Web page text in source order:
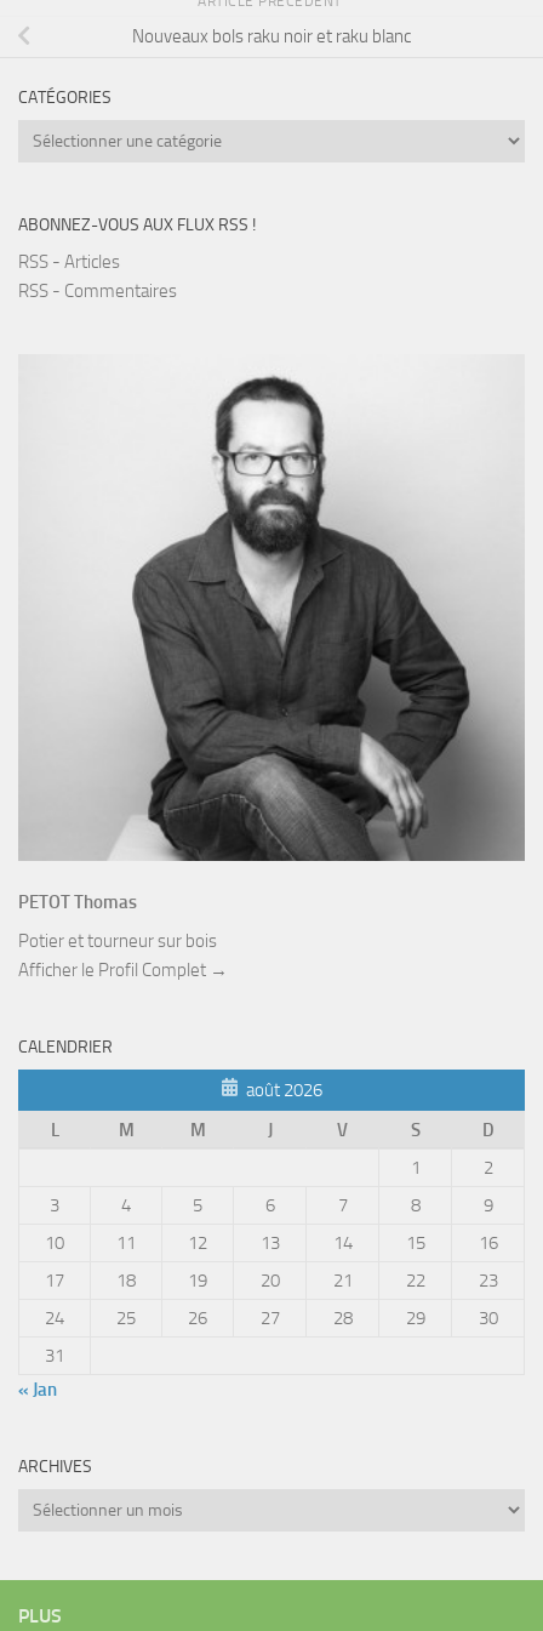
Nouveaux bols raku noir et raku blanc
CATÉGORIES
Catégories
ABONNEZ-VOUS AUX FLUX RSS !
RSS - Articles
RSS - Commentaires
PETOT Thomas
Potier et tourneur sur bois
Afficher le Profil Complet →
CALENDRIER
août 2026
L
M M J V S
D
1
2
3
4 5 6 7 8
9
10
11 12 13 14 15
16
17
18 19 20 21 22
23
24
25 26 27 28 29
30
31
« Jan
ARCHIVES
Archives
PLUS